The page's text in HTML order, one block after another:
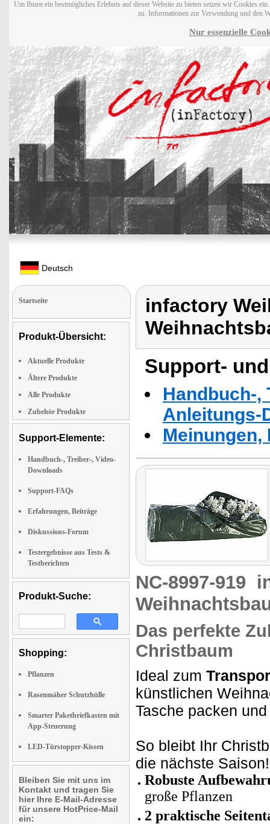
Um Ihnen ein bestmögliches Erlebnis auf dieser Website zu bieten setzen wir Cookies
zu. Informationen zur Verwendung und den
Nur essenzielle
Deutsch
Startseite
Produkt-Übersicht:
Aktuelle Produkte
Ältere Produkte
Alle Produkte
Zubehör Produkte
Support-Elemente:
Handbuch-, Treiber-, Video-
Downloads
Support-FAQs
Erfahrungen, Beiträge
Diskussions-Forum
Testergebnisse aus Tests &
Testberichten
Produkt-Suche:
Shopping:
Pflanzen
Rasenmäher Schutzhülle
Smarter Paketbriefkasten mit
App-Steuerung
LED-Türstopper-Kissen
Bleiben Sie mit uns im
Kontakt und tragen Sie
hier Ihre E-Mail-Adresse
für unsere HotPrice-Mail
ein:
infactory
Support-
Handbuch-,
Anleitungs-
NC-8997-919
Das perfekte
Christbaum
Ideal zum
künstlichen
Tasche packen
So bleibt Ihr
die nächste Saison!
Robuste
große Pflanzen
2 praktische